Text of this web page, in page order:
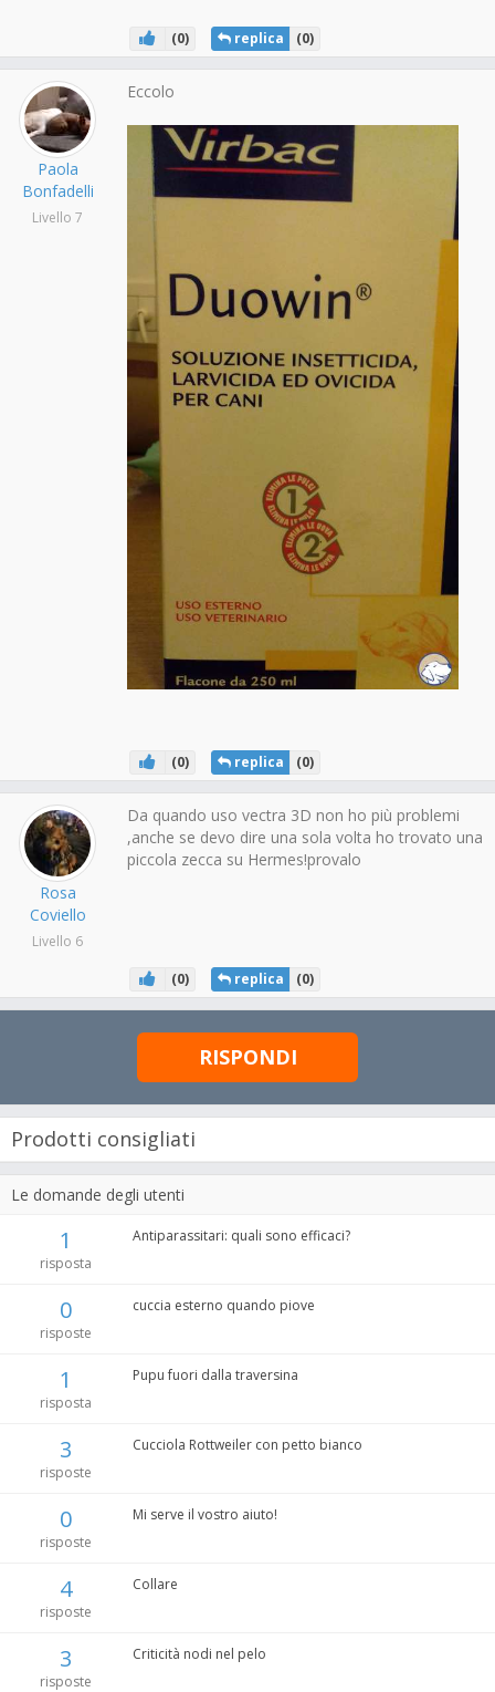
(0) replica (0)
Paola
Bonfadelli
Livello 7
Eccolo
(0) replica (0)
Rosa
Coviello
Livello 6
Da quando uso vectra 3D non ho più problemi
,anche se devo dire una sola volta ho trovato una
piccola zecca su Hermes!provalo
(0) replica (0)
RISPONDI
Prodotti consigliati
Le domande degli utenti
1
risposta
Antiparassitari: quali sono efficaci?
0
risposte
cuccia esterno quando piove
1
risposta
Pupu fuori dalla traversina
3
risposte
Cucciola Rottweiler con petto bianco
0
risposte
Mi serve il vostro aiuto!
4
risposte
Collare
3
risposte
Criticità nodi nel pelo